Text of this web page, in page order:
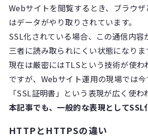
Webサイトを閲覧するとき、ブラウ
はデータがやり取りされています。
SSL化されている場合、この通信内容
三者に読み取られにくい状態になりま
現在は厳密にはTLSという技術が使わ
ですが、Webサイト運用の現場では今
「SSL証明書」という表現が広く使わ
本記事でも、一般的な表現としてSSL
HTTPとHTTPSの違い